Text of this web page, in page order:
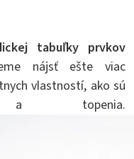
tabuľky prvkov
nájsť ešte viac
vlastností, ako sú
topenia.